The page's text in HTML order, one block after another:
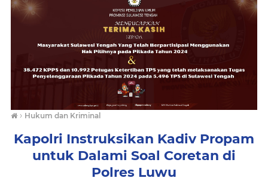
› Hukum dan Kriminal
Kapolri Instruksikan Kadiv Propam
untuk Dalami Soal Coretan di
Polres Luwu